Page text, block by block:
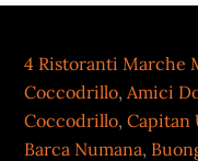
4 Ristoranti Marche
Coccodrillo,Amici
Coccodrillo,Capitan
Barca Numana,